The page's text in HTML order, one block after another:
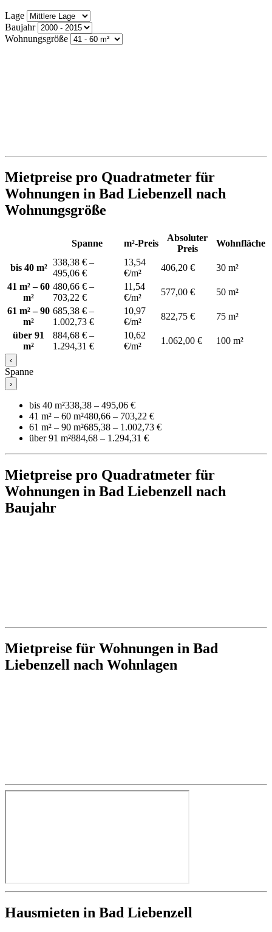
Lage
Baujahr
Wohnungsgröße
Mietpreise pro Quadratmeter für
Wohnungen in Bad Liebenzell nach
Wohnungsgröße
Spanne m²-Preis
Absoluter
Preis
Wohnfläche
bis 40 m²
338,38 € –
495,06 €
13,54
€/m²
406,20 €
30 m²
41 m² – 60
m²
480,66 € –
703,22 €
11,54
€/m²
577,00 €
50 m²
61 m² – 90
m²
685,38 € –
1.002,73 €
10,97
€/m²
822,75 €
75 m²
über 91
m²
884,68 € –
1.294,31 €
10,62
€/m²
1.062,00 € 100 m²
‹
Spanne
›
bis 40 m²338,38 – 495,06 €
41 m² – 60 m²480,66 – 703,22 €
61 m² – 90 m²685,38 – 1.002,73 €
über 91 m²884,68 – 1.294,31 €
Mietpreise pro Quadratmeter für
Wohnungen in Bad Liebenzell nach
Baujahr
Mietpreise für Wohnungen in Bad
Liebenzell nach Wohnlagen
Hausmieten in Bad Liebenzell